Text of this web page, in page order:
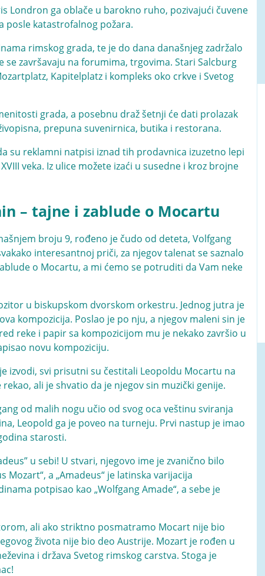
Londron ga oblače u barokno ruho, pozivajući čuvene
posle katastrofalnog požara.
rimskog grada, te je do dana današnjeg zadržalo
završavaju na forumima, trgovima. Stari Salcburg
Kapitelplatz i kompleks oko crkve i Svetog
grada, a posebnu draž šetnji će dati prolazak
prepuna suvenirnica, butika i restorana.
su reklamni natpisi iznad tih prodavnica izuzetno lepi
veka. Iz ulice možete izaći u susedne i kroz brojne
– tajne i zablude o Mocartu
broju 9, rođeno je čudo od deteta, Volfgang
interesantnoj priči, za njegov talenat se saznalo
o Mocartu, a mi ćemo se potruditi da Vam neke
u biskupskom dvorskom orkestru. Jednog jutra je
kompozicija. Poslao je po nju, a njegov maleni sin je
reke i papir sa kompozicijom mu je nekako završio u
novu kompoziciju.
izvodi, svi prisutni su čestitali Leopoldu Mocartu na
ali je shvatio da je njegov sin muzički genije.
od malih nogu učio od svog oca veštinu sviranja
Leopold ga je poveo na turneju. Prvi nastup je imao
starosti.
u sebi! U stvari, njegovo ime je zvanično bilo
a „Amadeus“ je latinska varijacija
potpisao kao „Wolfgang Amade“, a sebe je
ali ako striktno posmatramo Mocart nije bio
života nije bio deo Austrije. Mozart je rođen u
i država Svetog rimskog carstva. Stoga je